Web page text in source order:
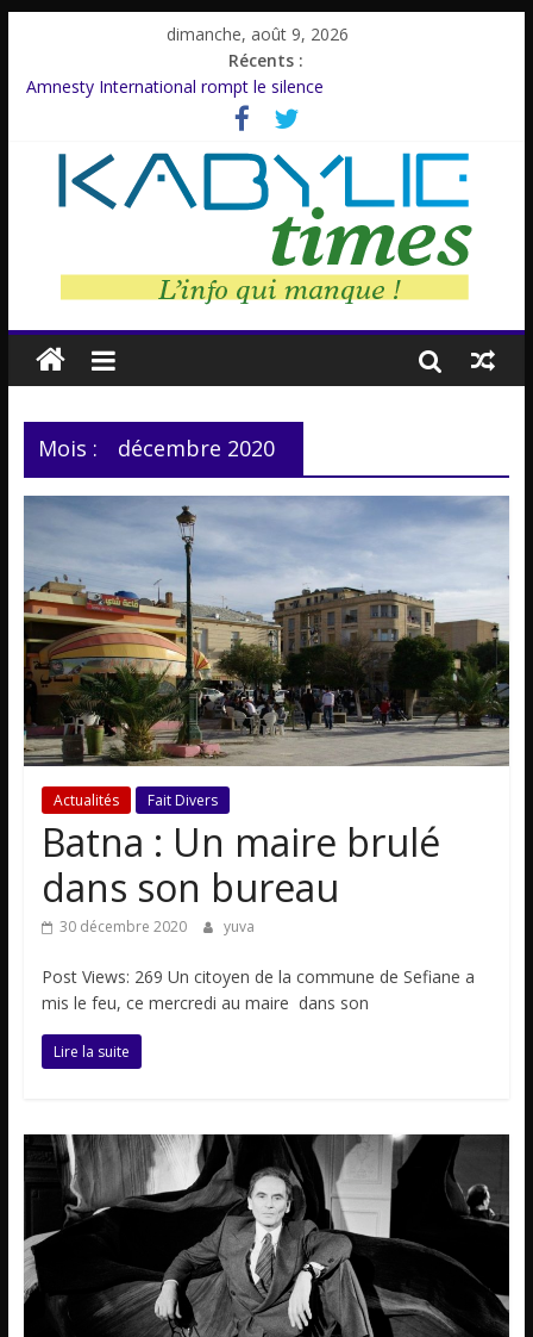
dimanche, août 9, 2026
Récents :
Amnesty International rompt le silence
Farid M’Sili : Une vie au service de la jeunesse.
Malika Domrane sort indemne du COVID
Dracula : Une légende inspirée d’un personnage réel
Azzedine Meddour: Un cinéaste émérite, un parcours inachevé
Mois : décembre 2020
Actualités Fait Divers
Batna : Un maire brulé
dans son bureau
30 décembre 2020 yuva
Post Views: 269 Un citoyen de la commune de Sefiane a
mis le feu, ce mercredi au maire dans son
Lire la suite